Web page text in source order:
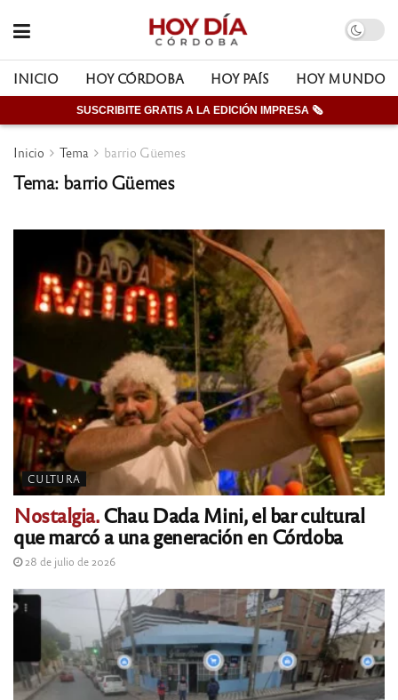
INICIO HOY CÓRDOBA HOY PAÍS HOY MUNDO
SUSCRIBITE GRATIS A LA EDICIÓN IMPRESA 🗞
Inicio Tema barrio Güemes
Tema: barrio Güemes
CULTURA
Nostalgia.Chau Dada Mini, el bar cultural
que marcó a una generación en Córdoba
28 de julio de 2026